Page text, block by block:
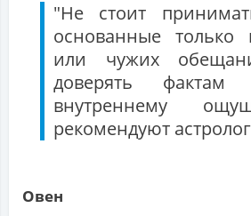
"Не стоит
основанные только
или чужих
доверять
внутреннему
рекомендуют
Овен